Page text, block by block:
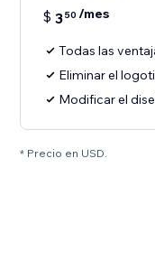
$ 350 /mes
Todas las
Eliminar el
Modificar el
* Precio en USD.